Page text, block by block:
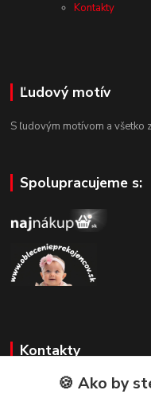
Kontakty
Ľudový motív
S ľudovým motívom a všetko
Spolupracujeme s:
Kontakty
Zákaznícka podpora
🍪 Ako by